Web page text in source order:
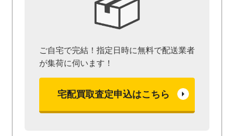
ご自宅で完結！指定日時に無料で配送業者
が集荷に伺います！
宅配買取査定申込はこちら